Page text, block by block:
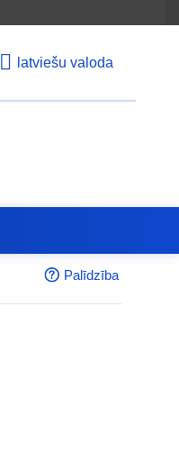
latviešu valoda
Palīdzība